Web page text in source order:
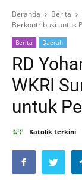
Beranda Berita
Berkontribusi untuk
Berita Daerah
RD
WKRI
untuk
Katolik terkini